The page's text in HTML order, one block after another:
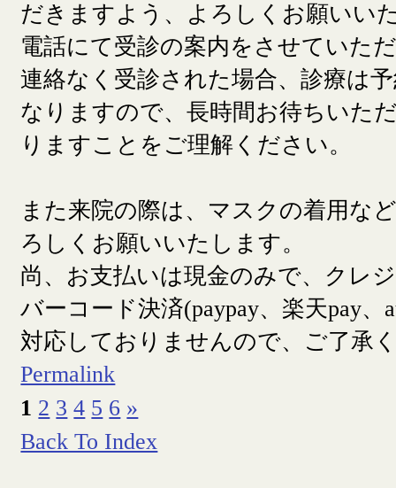
だきますよう、よろしくお願いい
電話にて受診の案内をさせていた
連絡なく受診された場合、診療は
なりますので、長時間お待ちいた
りますことをご理解ください。
また来院の際は、マスクの着用な
ろしくお願いいたします。
尚、お支払いは現金のみで、クレ
バーコード決済(paypay、楽天pay、
対応しておりませんので、ご了承
Permalink
1 2 3 4 5 6 »
Back To Index